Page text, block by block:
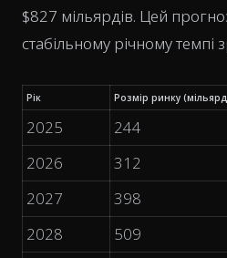
$827 мільярдів. Цей
стабільному річному темпі
Рік Розмір ринку
2025
244
2026
312
2027
398
2028
509